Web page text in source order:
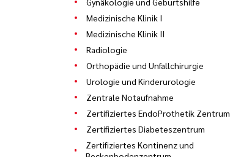
Medizinische Klinik I
Medizinische Klinik II
Radiologie
Orthopädie und Unfallchirurgie
Urologie und Kinderurologie
Zentrale Notaufnahme
Zertifiziertes EndoProthetik Zentrum
Zertifiziertes Diabeteszentrum
Zertifiziertes Kontinenz und